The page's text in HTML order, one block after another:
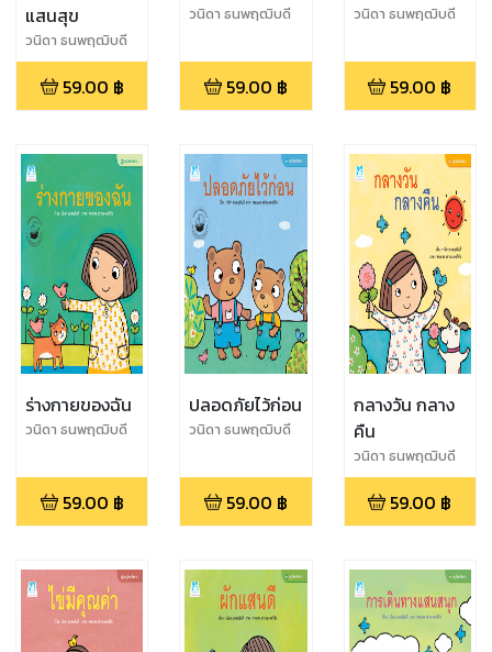
แสนสุข
วนิดา ธนพฤฒิบดี
59.00 ฿
วนิดา ธนพฤฒิบดี
59.00 ฿
วนิดา ธนพฤฒิบดี
59.00 ฿
ร่างกายของฉัน
วนิดา ธนพฤฒิบดี
59.00 ฿
ปลอดภัยไว้ก่อน
วนิดา ธนพฤฒิบดี
59.00 ฿
กลางวัน กลาง
คืน
วนิดา ธนพฤฒิบดี
59.00 ฿